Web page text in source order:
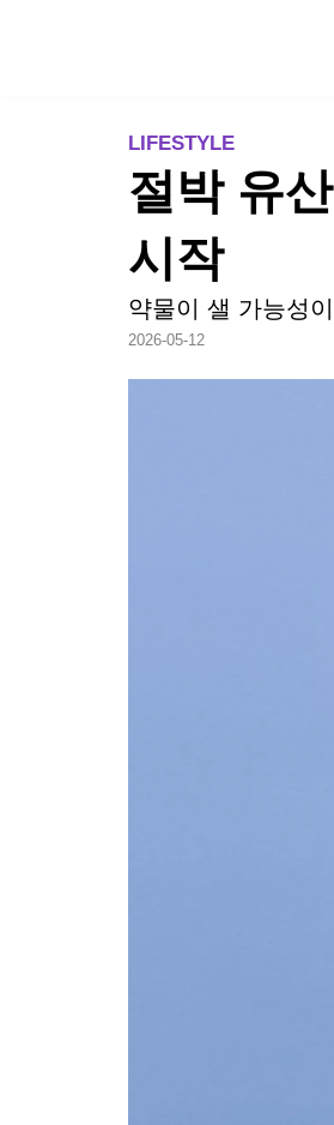
LIFESTYLE
절박 유
시작
약물이 샐 가능성
2026-05-12